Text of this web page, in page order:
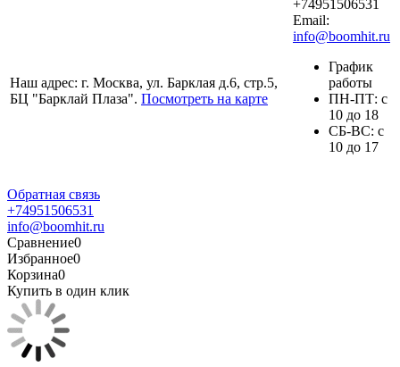
Наш адрес: г. Москва, ул. Барклая д.6, стр.5,
БЦ "Барклай Плаза". Посмотреть на карте
+74951506531
Email:
info@boomhit.ru
График
работы
ПH-ПТ: с
10 до 18
СБ-ВС: с
10 до 17
Обратная связь
+74951506531
info@boomhit.ru
Сравнение0
Избранное0
Корзина0
Купить в один клик